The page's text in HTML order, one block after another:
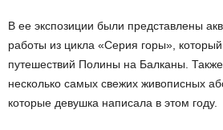
В ее экспозиции были представлены
работы из цикла «Серия горы»,
путешествий Полины на Балканы. Также
несколько самых свежих живописных
которые девушка написала в этом году.